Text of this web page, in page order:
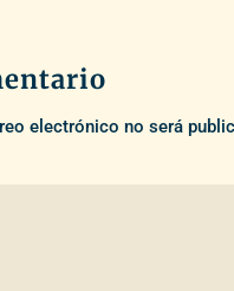
electrónico no será